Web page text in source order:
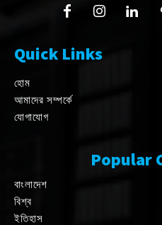
Quick Links
হোম
আমাদের সম্পর্কে
যোগাযোগ
Popular
বাংলাদেশ
বিশ্ব
ইতিহাস